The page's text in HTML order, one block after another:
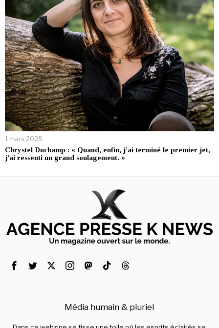
1 mars 2025
Chrystel Duchamp : « Quand, enfin, j’ai terminé le premier jet,
j’ai ressenti un grand soulagement. »
Média humain & pluriel